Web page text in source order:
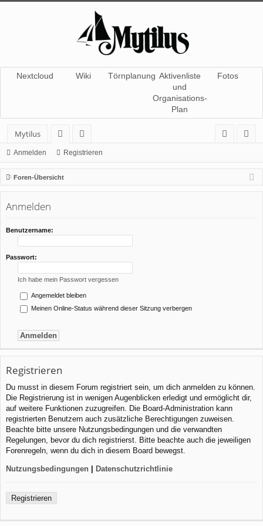
Nextcloud Wiki Törnplanung Aktivenliste
und
Organisations-
Plan
Fotos
Mytilus
or
en
itg
lie
de
m
el
ist
rie
Anmelden Registrieren
Foren-Übersicht
Anmelden
Benutzername:
Passwort:
Ich habe mein Passwort vergessen
Angemeldet bleiben
Meinen Online-Status während dieser Sitzung verbergen
Registrieren
Du musst in diesem Forum registriert sein, um dich anmelden zu können.
Die Registrierung ist in wenigen Augenblicken erledigt und ermöglicht dir,
auf weitere Funktionen zuzugreifen. Die Board-Administration kann
registrierten Benutzern auch zusätzliche Berechtigungen zuweisen.
Beachte bitte unsere Nutzungsbedingungen und die verwandten
Regelungen, bevor du dich registrierst. Bitte beachte auch die jeweiligen
Forenregeln, wenn du dich in diesem Board bewegst.
Nutzungsbedingungen | Datenschutzrichtlinie
Registrieren